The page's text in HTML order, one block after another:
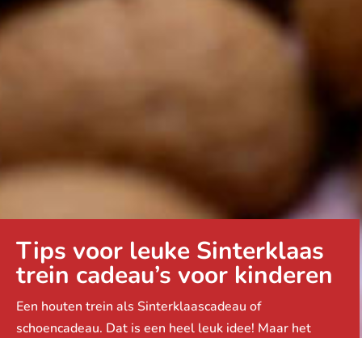
Tips voor leuke Sinterklaas
trein cadeau’s voor kinderen
Een houten trein als Sinterklaascadeau of
schoencadeau. Dat is een heel leuk idee! Maar het